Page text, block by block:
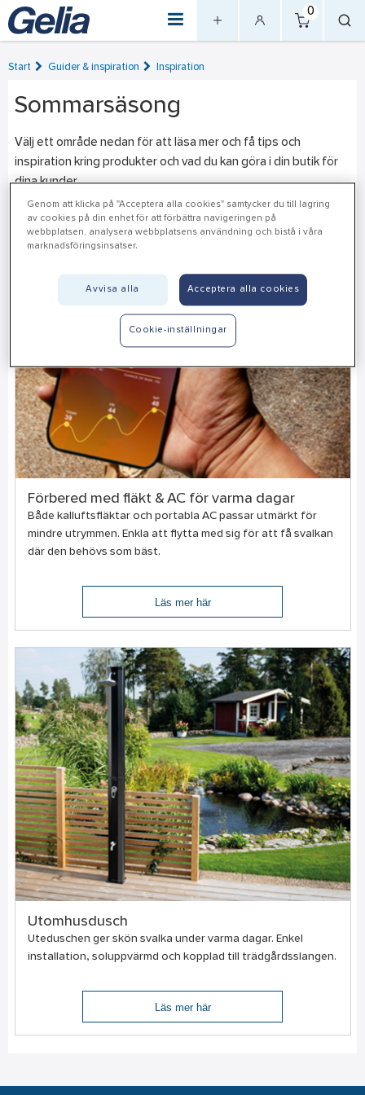
0
Start Guider & inspiration Inspiration
Sommarsäsong
Välj ett område nedan för att läsa mer och få tips och
inspiration kring produkter och vad du kan göra i din butik för
dina kunder.
Förbered med fläkt & AC för varma dagar
Både kalluftsfläktar och portabla AC passar utmärkt för
mindre utrymmen. Enkla att flytta med sig för att få svalkan
där den behövs som bäst.
Läs mer här
Utomhusdusch
Uteduschen ger skön svalka under varma dagar. Enkel
installation, soluppvärmd och kopplad till trädgårdsslangen.
Läs mer här
Genom att klicka på "Acceptera alla cookies" samtycker du till lagring
av cookies på din enhet för att förbättra navigeringen på
webbplatsen, analysera webbplatsens användning och bistå i våra
marknadsföringsinsatser.
Avvisa alla Acceptera alla cookies
Cookie-inställningar